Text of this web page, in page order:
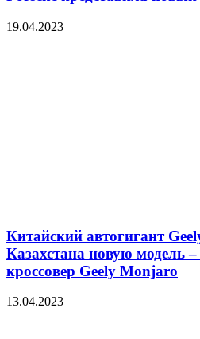
19.04.2023
Китайский автогигант
Казахстана новую модель
кроссовер Geely Monjaro
13.04.2023